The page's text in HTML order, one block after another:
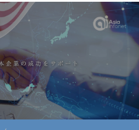
作権について